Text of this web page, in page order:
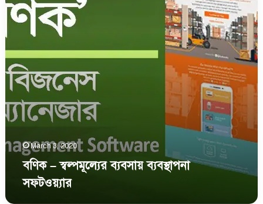
সফটওয়্যার
March 3, 2020
বণিক – স্বল্পমূল্যের ব্যবসায় ব্যবস্থাপনা
সফটওয়্যার